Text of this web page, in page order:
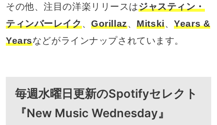
その他、注目の洋楽リリースはジャスティン・
ティンバーレイク、Gorillaz、Mitski、Years &
Yearsなどがラインナップされています。
毎週水曜日更新のSpotifyセレクト
『New Music Wednesday』